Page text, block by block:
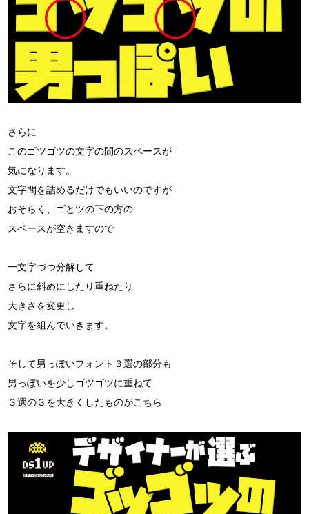
さらに
このゴツゴツの文字の間のスペースが
気になります。
文字間を詰めるだけでもいいのですが
おそらく、ゴとツの下の方の
スペースが空きますので
一文字づつ分解して
さらに斜めにしたり重ねたり
大きさを変更し
文字を組んでいきます。
そして男っぽいフォント３選の部分も
男っぽいを少しゴツゴツに重ねて
３選の３を大きくしたものがこちら